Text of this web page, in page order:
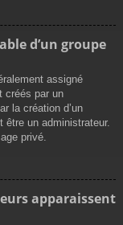
d’un groupe
assigné
créés par un
la création d’un
être un administrateur.
privé.
apparaissent